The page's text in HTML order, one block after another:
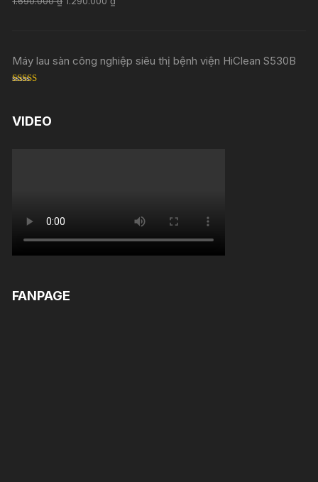
out of 5
Máy lau sàn công nghiệp siêu thị bệnh viện HiClean S530B
VIDEO
FANPAGE